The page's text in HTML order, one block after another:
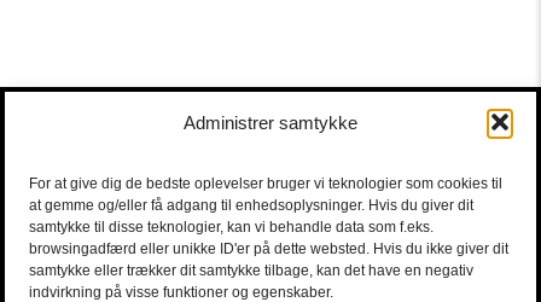
Administrer samtykke
For at give dig de bedste oplevelser bruger vi teknologier som cookies til
at gemme og/eller få adgang til enhedsoplysninger. Hvis du giver dit
samtykke til disse teknologier, kan vi behandle data som f.eks.
browsingadfærd eller unikke ID'er på dette websted. Hvis du ikke giver dit
samtykke eller trækker dit samtykke tilbage, kan det have en negativ
indvirkning på visse funktioner og egenskaber.